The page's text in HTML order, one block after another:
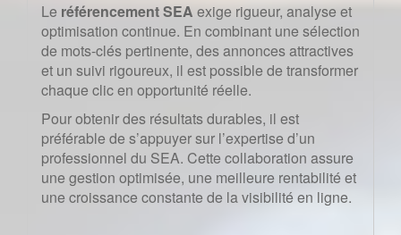
Le référencement SEAexige rigueur, analyse et
optimisation continue. En combinant une sélection
de mots-clés pertinente, des annonces attractives
et un suivi rigoureux, il est possible de transformer
chaque clic en opportunité réelle.
Pour obtenir des résultats durables, il est
préférable de s’appuyer sur l’expertise d’un
professionnel du SEA. Cette collaboration assure
une gestion optimisée, une meilleure rentabilité et
une croissance constante de la visibilité en ligne.